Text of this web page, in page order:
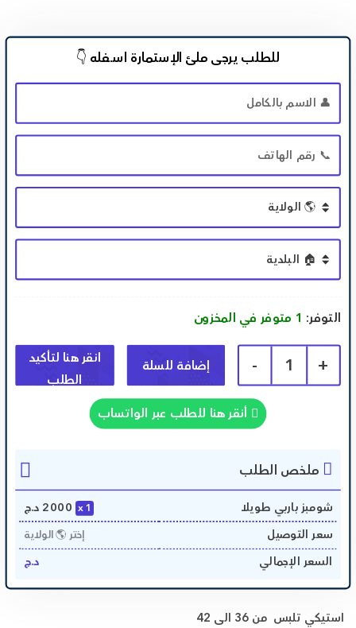
للطلب يرجى ملئ الإستمارة اســـفله 👇
التوفر: 1 متوفر في المخزون
+
1
- إضافة للسلة
أنقر هنا للطلب عبر الواتساب
ملخص الطلب
شومبز باربي طويلا 1
2000 د.ج
سعر التوصيل إختر 🌎 الولاية
السعر الإجمالي د.ج
استيكي تلبس من 36 الى 42